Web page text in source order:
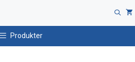
Produkter